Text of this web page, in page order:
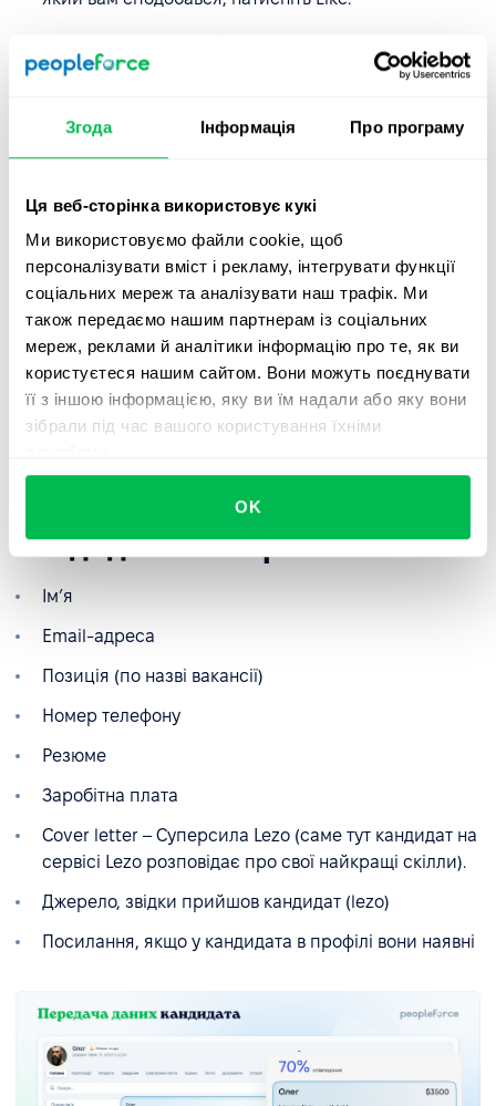
Згода Інформація Про програму
Ця веб-сторінка використовує кукі
Ми використовуємо файли cookie, щоб
персоналізувати вміст і рекламу, інтегрувати функції
соціальних мереж та аналізувати наш трафік. Ми
також передаємо нашим партнерам із соціальних
мереж, реклами й аналітики інформацію про те, як ви
користуєтеся нашим сайтом. Вони можуть поєднувати
її з іншою інформацією, яку ви їм надали або яку вони
зібрали під час вашого користування їхніми
OK
зʼявиться кнопка “Надіслати у PeopleForce”.
покаже вам сповіщення, що CV був успішно
побачити це можна у Рекрутинг – Кандидати.
Зверніть увагу!З питань підтримки інтеграції та
можливих проблем, звертайтеся, будь ласка, до
сервісу Lezo за адресоюhello@lezo.ioабо уTelegram,
де команда з радістю відповість на ваші запитання.
Які поля автоматично
передаються у профіль
кандидата в PeopleForce?
Імʼя
Email-адреса
Позиція (по назві вакансії)
Номер телефону
Резюме
Заробітна плата
Cover letter – Суперсила Lezo (саме тут кандидат на
сервісі Lezo розповідає про свої найкращі скілли).
Джерело, звідки прийшов кандидат (lezo)
Посилання, якщо у кандидата в профілі вони наявні